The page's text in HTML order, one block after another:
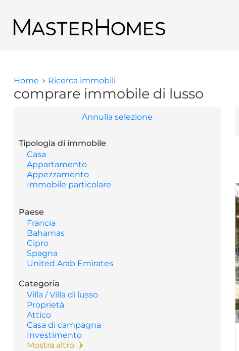
Ritornare ai risultati di ricerca
Tu sei qui
Home Ricerca immobili
comprare immobile di lusso
Annulla selezione
Tipologia di immobile
Casa
Appartamento
Appezzamento
Immobile particolare
Paese
Francia
Bahamas
Cipro
Spagna
United Arab Emirates
Categoria
Villa / Villa di lusso
Proprietà
Attico
Casa di campagna
Investimento
Mostra altro